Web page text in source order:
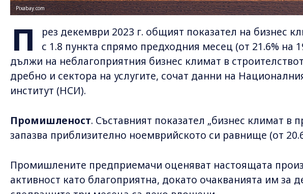
Pixabay.com
П
рез декември 2023 г. общият показател на бизнес
с 1.8 пункта спрямо предходния месец (от 21.6% на
дължи на неблагоприятния бизнес климат в
дребно и сектора на услугите, сочат данни на
институт (НСИ).
Промишленост. Съставният показател „бизнес климат в
запазва приблизително ноемврийското си равнище (от
Промишлените предприемачи оценяват настоящата
активност като благоприятна, докато очакванията им за